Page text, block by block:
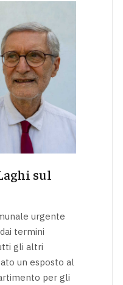
sul
urgente
termini
gli altri
un esposto al
per gli